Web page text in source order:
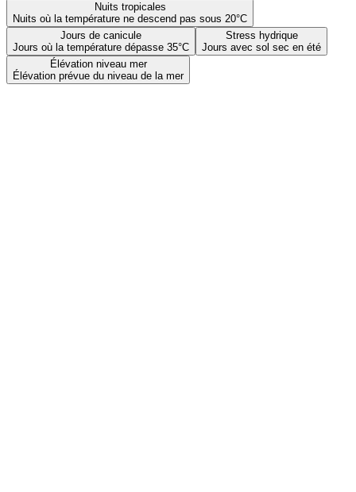
Nuits tropicales
Nuits où la température ne descend pas sous 20°C
Jours de canicule
Jours où la température dépasse 35°C
Stress hydrique
Jours avec sol sec en été
Élévation niveau mer
Élévation prévue du niveau de la mer